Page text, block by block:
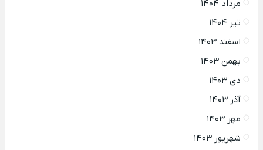
مرداد ۱۴۰۴
تیر ۱۴۰۴
اسفند ۱۴۰۳
بهمن ۱۴۰۳
دی ۱۴۰۳
آذر ۱۴۰۳
مهر ۱۴۰۳
شهریور ۱۴۰۳